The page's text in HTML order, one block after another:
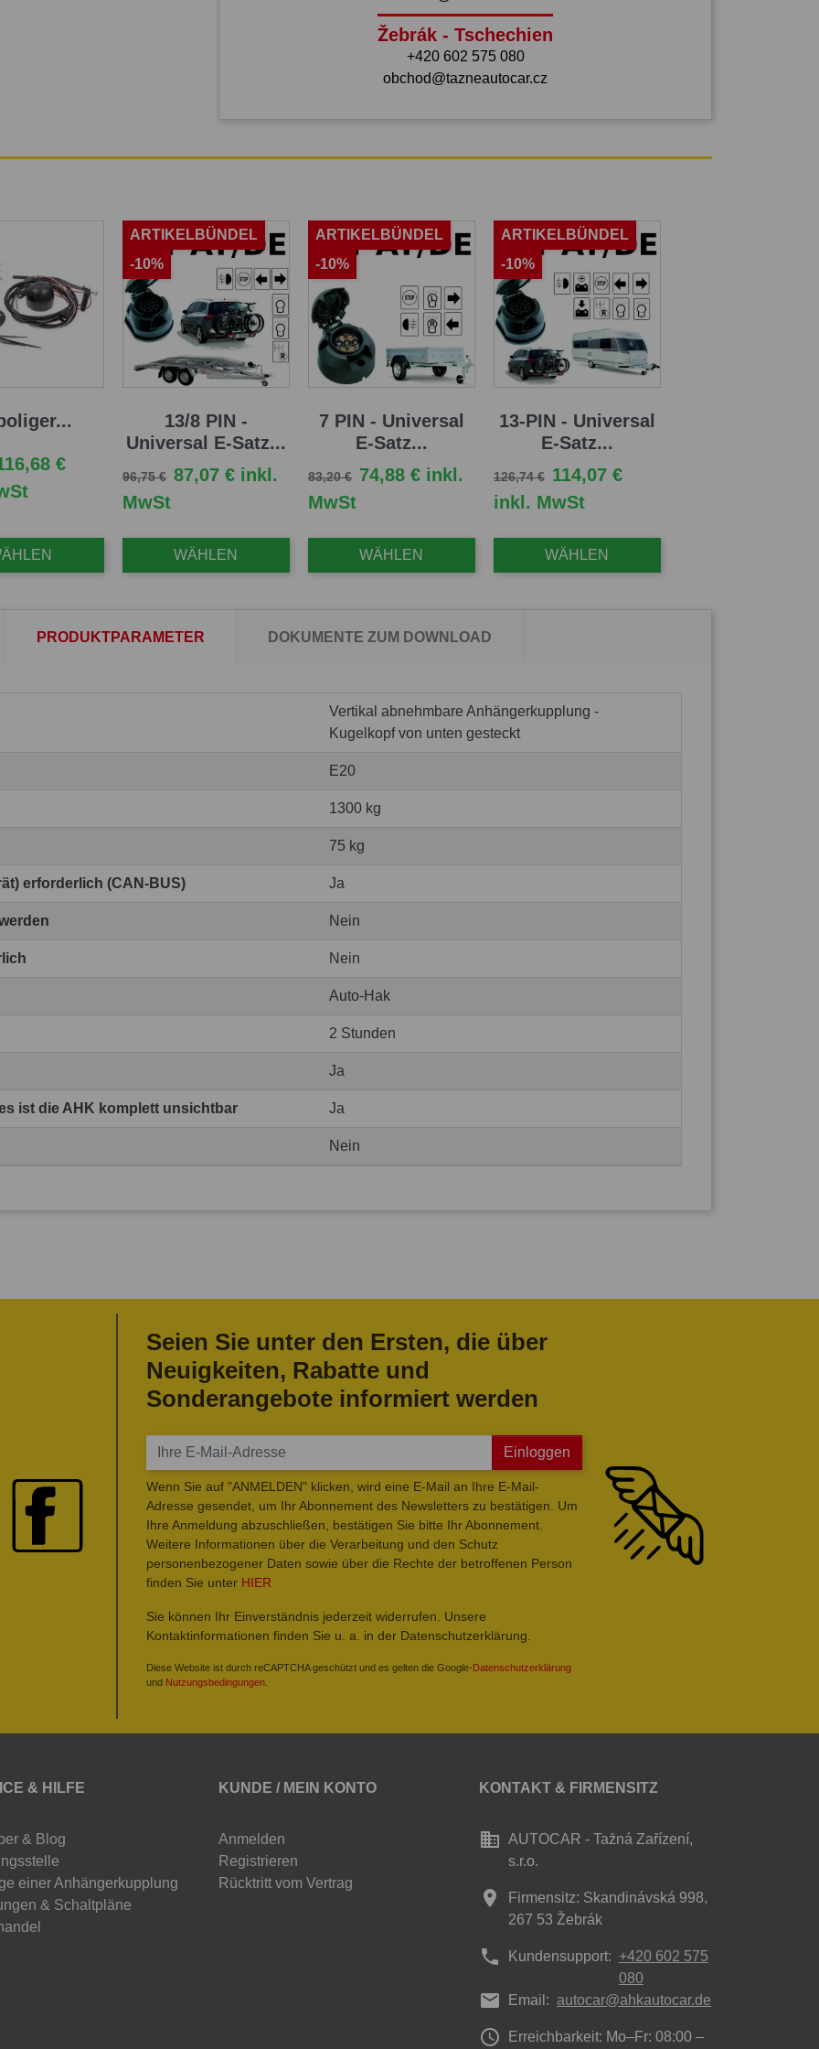
Žebrák - Tschechien
+420 602 575 080
obchod@tazneautocar.cz
€
13/8 PIN -
Universal E-Satz...
Verkaufspreis
96,75 € Preis
87,07 € inkl.
MwSt
WÄHLEN
ARTIKELBÜNDEL
-10%
7 PIN - Universal
E-Satz...
Verkaufspreis
83,20 € Preis
74,88 € inkl.
MwSt
WÄHLEN
ARTIKELBÜNDEL
-10%
13-PIN - Universal
E-Satz...
Verkaufspreis
126,74 € Preis
114,07 €
inkl. MwSt
WÄHLEN
ARTIKELBÜNDEL
-10%
PRODUKTPARAMETER DOKUMENTE ZUM DOWNLOAD
Vertikal abnehmbare Anhängerkupplung -
Kugelkopf von unten gesteckt
E20
1300 kg
75 kg
erforderlich (CAN-BUS) Ja
Nein
Nein
Auto-Hak
2 Stunden
Ja
ist die AHK komplett unsichtbar Ja
Nein
Seien Sie unter den Ersten, die über
Neuigkeiten, Rabatte und
Sonderangebote informiert werden
Einloggen
Wenn Sie auf "ANMELDEN" klicken, wird eine E-Mail an Ihre E-Mail-
Adresse gesendet, um Ihr Abonnement des Newsletters zu bestätigen. Um
Ihre Anmeldung abzuschließen, bestätigen Sie bitte Ihr Abonnement.
Weitere Informationen über die Verarbeitung und den Schutz
personenbezogener Daten sowie über die Rechte der betroffenen Person
finden Sie unter HIER
Sie können Ihr Einverständnis jederzeit widerrufen. Unsere
Kontaktinformationen finden Sie u. a. in der Datenschutzerklärung.
Diese Website ist durch reCAPTCHA geschützt und es gelten die Google-Datenschutzerklärung
und Nutzungsbedingungen
& HILFE
& Blog
einer Anhängerkupplung
& Schaltpläne
KUNDE / MEIN KONTO
Anmelden
Registrieren
Rücktritt vom Vertrag
KONTAKT & FIRMENSITZ
business AUTOCAR - Tažná Zařízení,
s.r.o.
place
Firmensitz: Skandinávská 998,
267 53 Žebrák
phone Kundensupport: +420 602 575
080
mail Email: autocar@ahkautocar.de
access_time Erreichbarkeit: Mo–Fr: 08:00 –